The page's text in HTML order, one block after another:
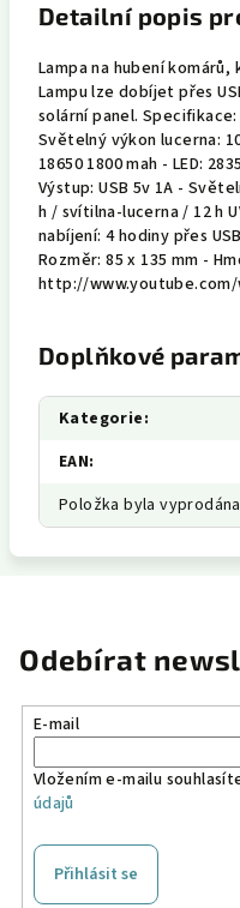
Detailní popis
Lampa na hubení
Lampu lze dobíjet přes
solární panel.
Světelný výkon lucerna:
18650 1800 mah - LED:
Výstup: USB 5v 1A -
h / svítilna-lucerna / 12 h
nabíjení: 4 hodiny přes
Rozměr: 85 x 135 mm -
http://www.youtube.com/
Doplňkové
Kategorie:
EAN:
Položka byla
Odebírat
E-mail
Vložením e-mailu
údajů
Přihlásit se